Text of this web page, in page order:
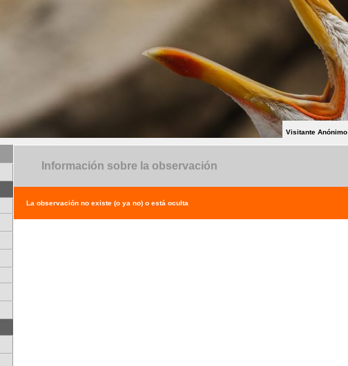
Visitante Anónimo
Información sobre la observación
La observación no existe (o ya no) o está oculta